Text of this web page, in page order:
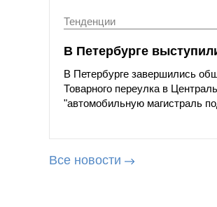
Тенденции
В Петербурге
В Петербурге завершились
Товарного переулка в
"автомобильную магистраль
Все новости